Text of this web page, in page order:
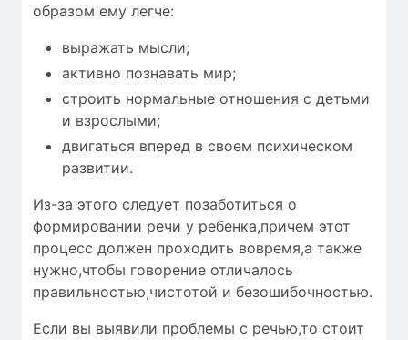
образом ему легче:
выражать мысли;
активно познавать мир;
строить нормальные отношения с детьми
и взрослыми;
двигаться вперед в своем психическом
развитии.
Из-за этого следует позаботиться о
формировании речи у ребенка,причем этот
процесс должен проходить вовремя,а также
нужно,чтобы говорение отличалось
правильностью,чистотой и безошибочностью.
Если вы выявили проблемы с речью,то стоит